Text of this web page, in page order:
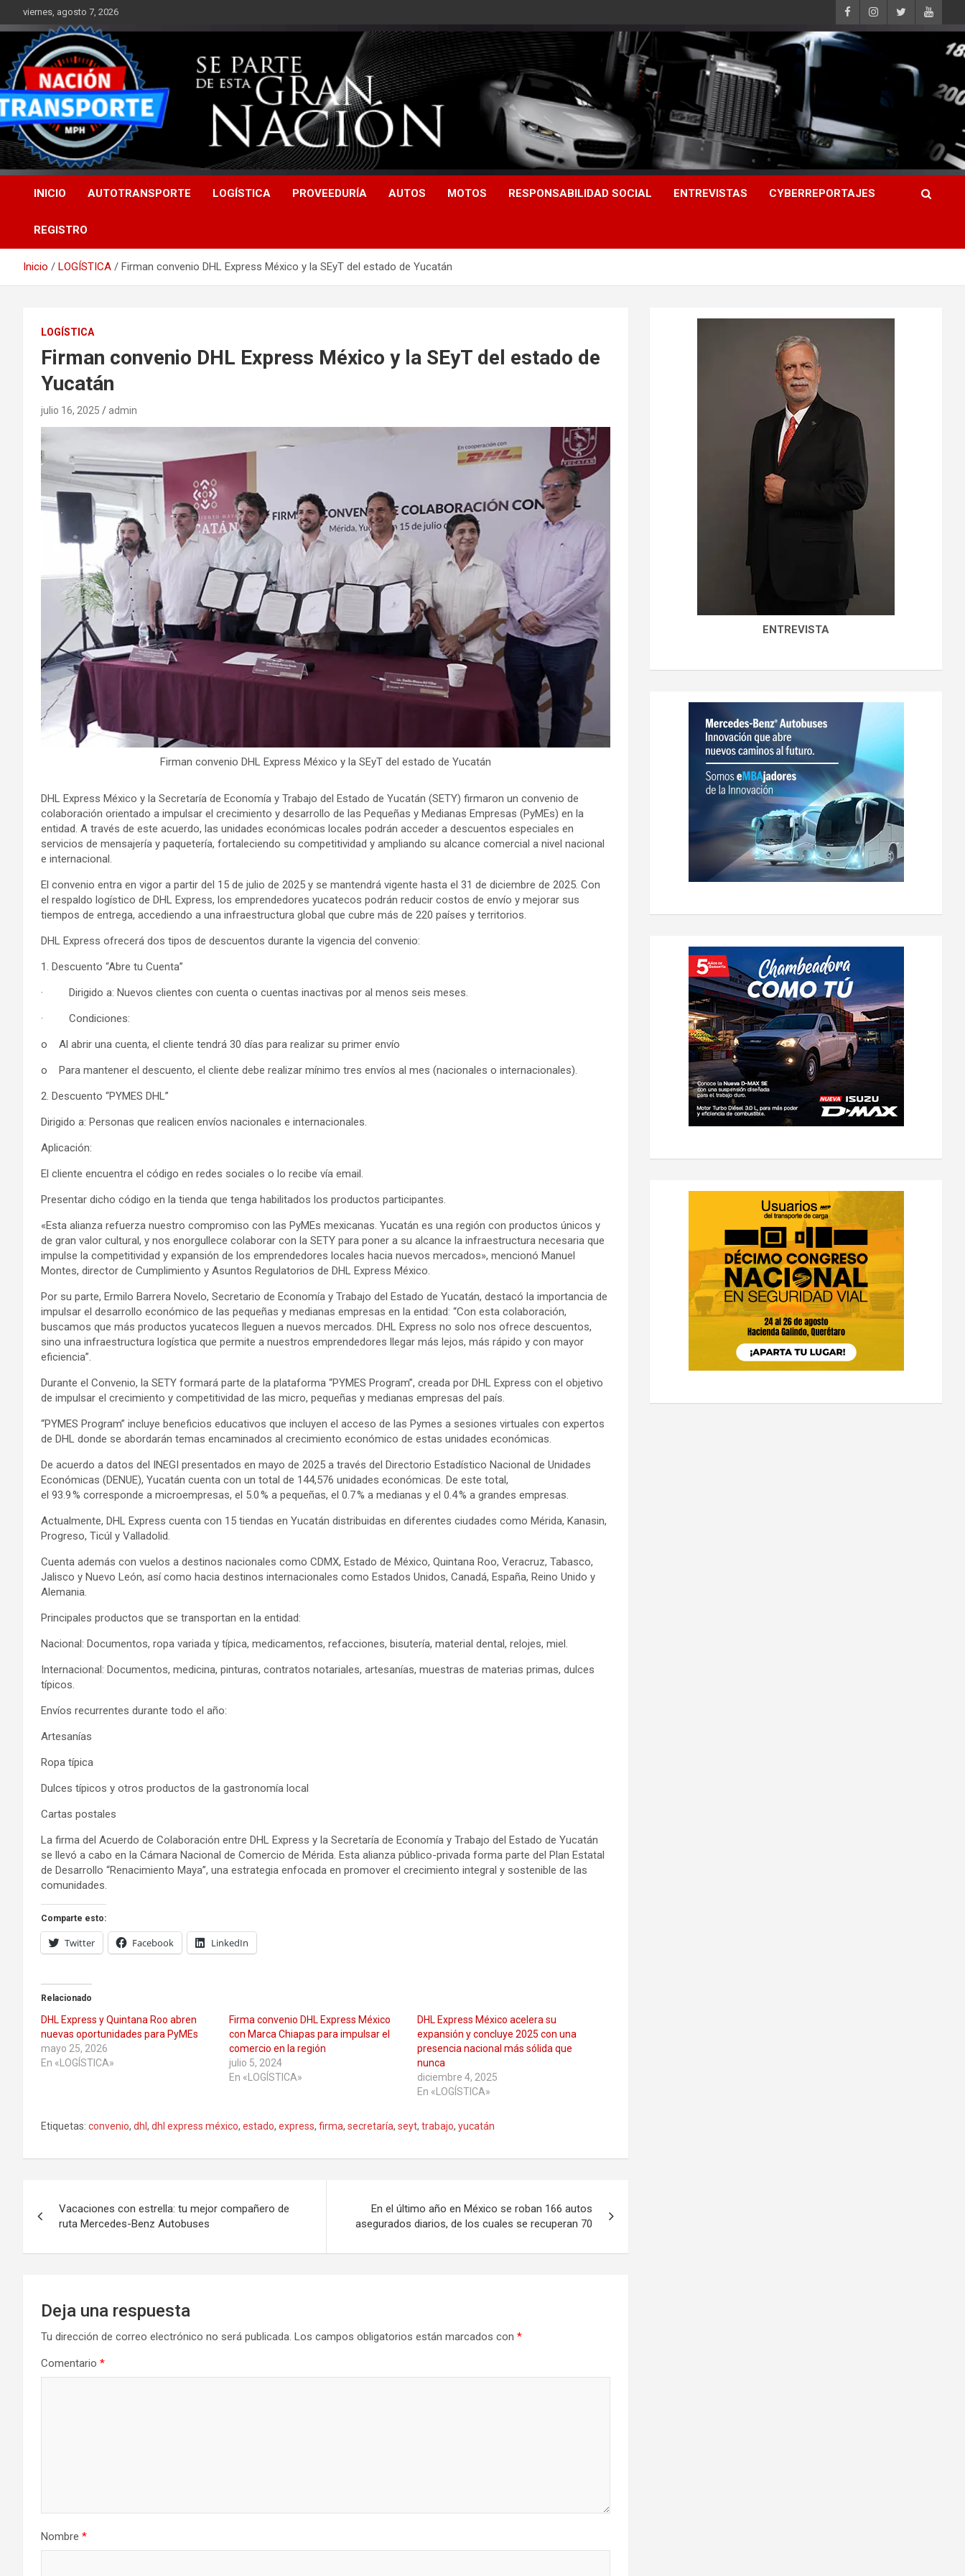
al
contenido
viernes, agosto 7, 2026
INICIO AUTOTRANSPORTE LOGÍSTICA PROVEEDURÍA AUTOS MOTOS RESPONSABILIDAD SOCIAL ENTREVISTAS CYBERREPORTAJES
REGISTRO
Inicio LOGÍSTICA Firman convenio DHL Express México y la SEyT del estado de Yucatán
LOGÍSTICA
Firman convenio DHL Express México y la SEyT del estado de
Yucatán
julio 16, 2025 admin
Firman convenio DHL Express México y la SEyT del estado de Yucatán
DHL Express México y la Secretaría de Economía y Trabajo del Estado de Yucatán (SETY) firmaron un convenio de
colaboración orientado a impulsar el crecimiento y desarrollo de las Pequeñas y Medianas Empresas (PyMEs) en la
entidad. A través de este acuerdo, las unidades económicas locales podrán acceder a descuentos especiales en
servicios de mensajería y paquetería, fortaleciendo su competitividad y ampliando su alcance comercial a nivel nacional
e internacional.
El convenio entra en vigor a partir del 15 de julio de 2025 y se mantendrá vigente hasta el 31 de diciembre de 2025. Con
el respaldo logístico de DHL Express, los emprendedores yucatecos podrán reducir costos de envío y mejorar sus
tiempos de entrega, accediendo a una infraestructura global que cubre más de 220 países y territorios.
DHL Express ofrecerá dos tipos de descuentos durante la vigencia del convenio:
1. Descuento “Abre tu Cuenta”
· Dirigido a: Nuevos clientes con cuenta o cuentas inactivas por al menos seis meses.
· Condiciones:
o Al abrir una cuenta, el cliente tendrá 30 días para realizar su primer envío
o Para mantener el descuento, el cliente debe realizar mínimo tres envíos al mes (nacionales o internacionales).
2. Descuento “PYMES DHL”
Dirigido a: Personas que realicen envíos nacionales e internacionales.
Aplicación:
El cliente encuentra el código en redes sociales o lo recibe vía email.
Presentar dicho código en la tienda que tenga habilitados los productos participantes.
«Esta alianza refuerza nuestro compromiso con las PyMEs mexicanas. Yucatán es una región con productos únicos y
de gran valor cultural, y nos enorgullece colaborar con la SETY para poner a su alcance la infraestructura necesaria que
impulse la competitividad y expansión de los emprendedores locales hacia nuevos mercados», mencionó Manuel
Montes, director de Cumplimiento y Asuntos Regulatorios de DHL Express México.
Por su parte, Ermilo Barrera Novelo, Secretario de Economía y Trabajo del Estado de Yucatán, destacó la importancia de
impulsar el desarrollo económico de las pequeñas y medianas empresas en la entidad: “Con esta colaboración,
buscamos que más productos yucatecos lleguen a nuevos mercados. DHL Express no solo nos ofrece descuentos,
sino una infraestructura logística que permite a nuestros emprendedores llegar más lejos, más rápido y con mayor
eficiencia”.
Durante el Convenio, la SETY formará parte de la plataforma “PYMES Program”, creada por DHL Express con el objetivo
de impulsar el crecimiento y competitividad de las micro, pequeñas y medianas empresas del país.
“PYMES Program” incluye beneficios educativos que incluyen el acceso de las Pymes a sesiones virtuales con expertos
de DHL donde se abordarán temas encaminados al crecimiento económico de estas unidades económicas.
De acuerdo a datos del INEGI presentados en mayo de 2025 a través del Directorio Estadístico Nacional de Unidades
Económicas (DENUE), Yucatán cuenta con un total de 144,576 unidades económicas. De este total,
el 93.9 % corresponde a microempresas, el 5.0 % a pequeñas, el 0.7 % a medianas y el 0.4 % a grandes empresas.
Actualmente, DHL Express cuenta con 15 tiendas en Yucatán distribuidas en diferentes ciudades como Mérida, Kanasin,
Progreso, Ticúl y Valladolid.
Cuenta además con vuelos a destinos nacionales como CDMX, Estado de México, Quintana Roo, Veracruz, Tabasco,
Jalisco y Nuevo León, así como hacia destinos internacionales como Estados Unidos, Canadá, España, Reino Unido y
Alemania.
Principales productos que se transportan en la entidad:
Nacional: Documentos, ropa variada y típica, medicamentos, refacciones, bisutería, material dental, relojes, miel.
Internacional: Documentos, medicina, pinturas, contratos notariales, artesanías, muestras de materias primas, dulces
típicos.
Envíos recurrentes durante todo el año:
Artesanías
Ropa típica
Dulces típicos y otros productos de la gastronomía local
Cartas postales
La firma del Acuerdo de Colaboración entre DHL Express y la Secretaría de Economía y Trabajo del Estado de Yucatán
se llevó a cabo en la Cámara Nacional de Comercio de Mérida. Esta alianza público-privada forma parte del Plan Estatal
de Desarrollo “Renacimiento Maya”, una estrategia enfocada en promover el crecimiento integral y sostenible de las
comunidades.
Comparte esto:
Twitter Facebook LinkedIn
Relacionado
DHL Express y Quintana Roo abren
nuevas oportunidades para PyMEs
mayo 25, 2026
En «LOGÍSTICA»
Firma convenio DHL Express México
con Marca Chiapas para impulsar el
comercio en la región
julio 5, 2024
En «LOGÍSTICA»
DHL Express México acelera su
expansión y concluye 2025 con una
presencia nacional más sólida que
nunca
diciembre 4, 2025
En «LOGÍSTICA»
Etiquetas: convenio, dhl , dhl express méxico, estado, express, firma, secretaría, seyt, trabajo, yucatán
de
entradas
Vacaciones con estrella: tu mejor compañero de
ruta Mercedes-Benz Autobuses
En el último año en México se roban 166 autos
asegurados diarios, de los cuales se recuperan 70
Deja una respuesta
Tu dirección de correo electrónico no será publicada. Los campos obligatorios están marcados con *
Comentario *
Nombre *
ENTREVISTA